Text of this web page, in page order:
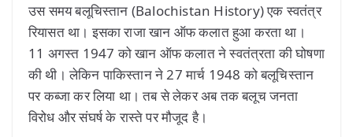
उस समय बलूचिस्तान (Balochistan History) एक स्वतंत्र
रियासत था। इसका राजा खान ऑफ कलात हुआ करता था।
11 अगस्त 1947 को खान ऑफ कलात ने स्वतंत्रता की घोषणा
की थी। लेकिन पाकिस्तान ने 27 मार्च 1948 को बलूचिस्तान
पर कब्जा कर लिया था। तब से लेकर अब तक बलूच जनता
विरोध और संघर्ष के रास्ते पर मौजूद है।